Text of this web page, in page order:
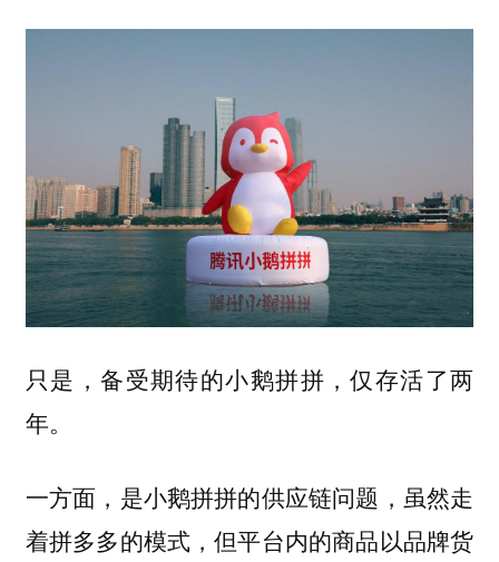
只是，备受期待的小鹅拼拼，仅存活了两
年。
一方面，是小鹅拼拼的供应链问题，虽然走
着拼多多的模式，但平台内的商品以品牌货